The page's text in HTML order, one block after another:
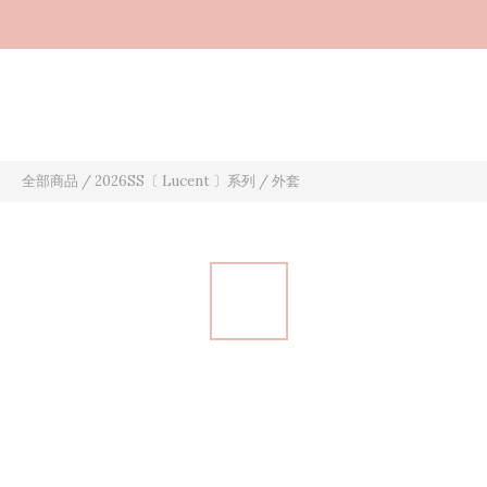
全部商品 / 2026SS〔 Lucent 〕系列 /外套